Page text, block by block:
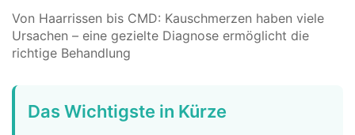
Von Haarrissen bis CMD: Kauschmerzen haben viele
Ursachen – eine gezielte Diagnose ermöglicht die
richtige Behandlung
Das Wichtigste in Kürze